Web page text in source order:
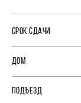
СРОК СДАЧИ
ДОМ
ПОДЪЕЗД